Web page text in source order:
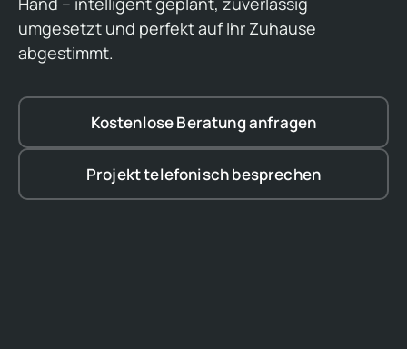
umgesetzt und perfekt auf Ihr Zuhause
abgestimmt.
Kostenlose Beratung anfragen
Projekt telefonisch besprechen